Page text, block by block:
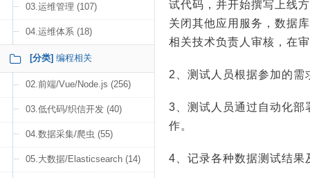
03.运维管理 (107)
04.运维体系 (18)
[分类] 编程相关
02.前端/Vue/Node.js (256)
03.低代码/织信开发 (40)
04.数据采集/爬虫 (55)
05.大数据/Elasticsearch (14)
试代码，并开始撰写上线
关闭其他应用服务，数据
相关技术负责人审核，在
2、测试人员根据参加的
3、测试人员通过自动化
作。
4、记录各种数据测试结果